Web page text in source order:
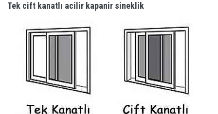
Tek cift kanatlı acilir kapanir sineklik